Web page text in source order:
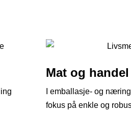
Mat og handel
I emballasje- og
fokus på enkle og